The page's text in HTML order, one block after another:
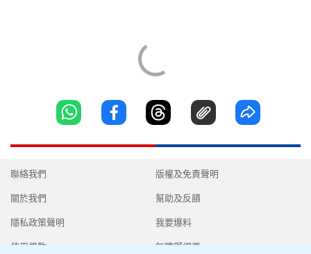
聯絡我們
關於我們
隱私政策聲明
使用條款
版權及免責聲明
幫助及反饋
我要爆料
無障礙網頁